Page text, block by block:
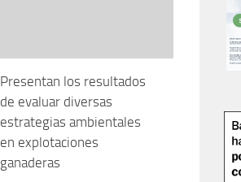
Presentan los resultados
de evaluar diversas
estrategias ambientales
en explotaciones
ganaderas